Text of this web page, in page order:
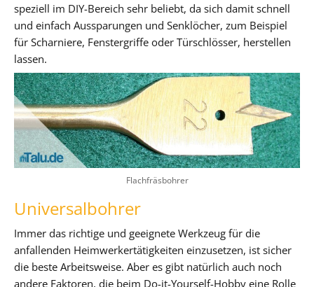
speziell im DIY-Bereich sehr beliebt, da sich damit schnell
und einfach Aussparungen und Senklöcher, zum Beispiel
für Scharniere, Fenstergriffe oder Türschlösser, herstellen
lassen.
Flachfräsbohrer
Universalbohrer
Immer das richtige und geeignete Werkzeug für die
anfallenden Heimwerkertätigkeiten einzusetzen, ist sicher
die beste Arbeitsweise. Aber es gibt natürlich auch noch
andere Faktoren, die beim Do-it-Yourself-Hobby eine Rolle